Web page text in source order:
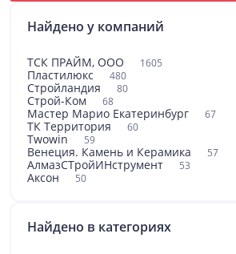
Найдено у компаний
ТСК ПРАЙМ, ООО 1605
Пластилюкс 480
Стройландия 80
Строй-Ком 68
Мастер Марио Екатеринбург 67
ТК Территория 60
Twowin 59
Венеция. Камень и Керамика 57
АлмазСТройИНструмент 53
Аксон 50
Найдено в категориях